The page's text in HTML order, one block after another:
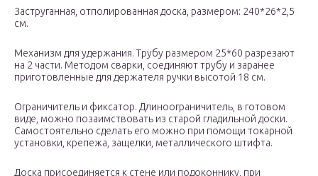
Заструганная, отполированная доска, размером: 240*26*2,5
см.
Механизм для удержания. Трубу размером 25*60 разрезают
на 2 части. Методом сварки, соединяют трубу и заранее
приготовленные для держателя ручки высотой 18 см.
Ограничитель и фиксатор. Длиноограничитель, в готовом
виде, можно позаимствовать из старой гладильной доски.
Самостоятельно сделать его можно при помощи токарной
установки, крепежа, защелки, металлического штифта.
Доска присоединяется к стене или подоконнику, при